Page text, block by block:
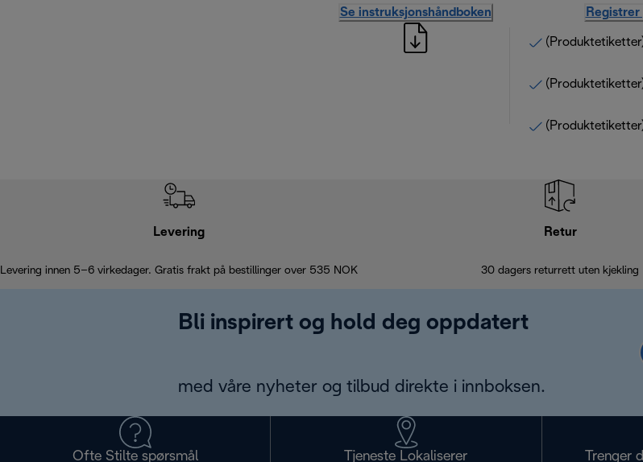
Se instruksjonshåndboken
Levering
Levering innen 5–6 virkedager. Gratis frakt på bestillinger over 535 NOK
Retur
30 dagers returrett uten kjekling
Bli inspirert og hold deg oppdatert
med våre nyheter og tilbud direkte i innboksen.
Ofte Stilte spørsmål Tjeneste Lokaliserer Trenger